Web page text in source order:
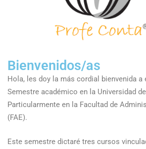
Bienvenidos/as
Hola, les doy la más cordial bienvenida a
Semestre académico en la Universidad
Particularmente en la Facultad de
(FAE).
Este semestre dictaré tres cursos